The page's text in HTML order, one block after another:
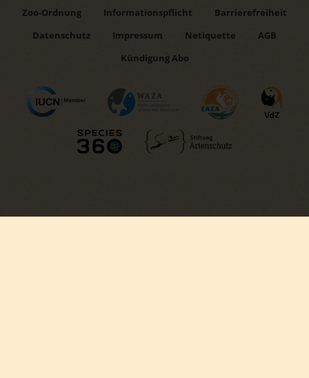
Zoo-Ordnung Informationspflicht
Barrierefreiheit
Datenschutz
Impressum Netiquette
AGB
Kündigung Abo